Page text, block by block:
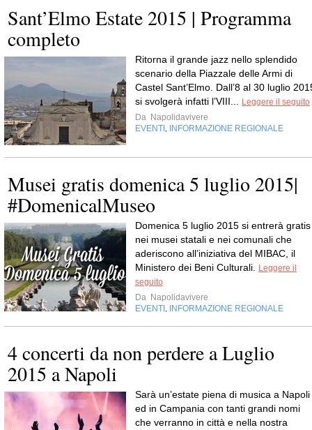
Sant’Elmo Estate 2015 | Programma
completo
Ritorna il grande jazz nello splendido
scenario della Piazzale delle Armi di
Castel Sant’Elmo. Dall’8 al 30 luglio
si svolgerà infatti l’VIII...
Leggere il seguito
Da Napolidavivere
EVENTI
INFORMAZIONE REGIONALE
Musei gratis domenica 5 luglio 2015|
#DomenicalMuseo
Domenica 5 luglio 2015 si entrerà gratis
nei musei statali e nei comunali che
aderiscono all’iniziativa del MIBAC, il
Ministero dei Beni Culturali.
Leggere il
seguito
Da Napolidavivere
EVENTI
INFORMAZIONE REGIONALE
4 concerti da non perdere a Luglio
2015 a Napoli
Sarà un’estate piena di musica a Napoli
ed in Campania con tanti grandi nomi
che verranno in città e nella nostra